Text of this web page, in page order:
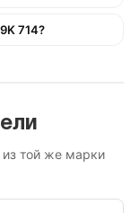
714?
той же марки